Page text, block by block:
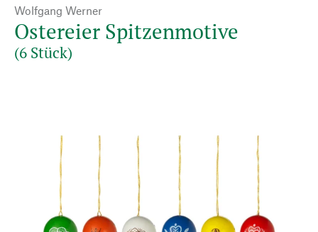
Wolfgang Werner
Ostereier Spitzenmotive
(6 Stück)